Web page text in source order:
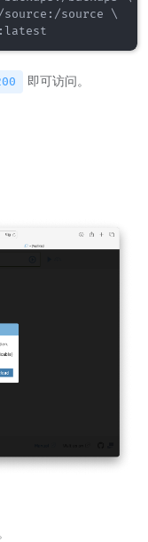
source \
即可访问。
。